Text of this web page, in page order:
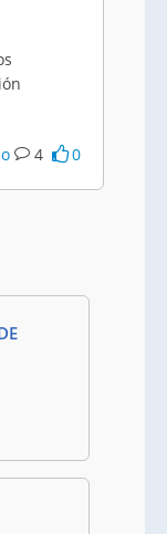
4 0